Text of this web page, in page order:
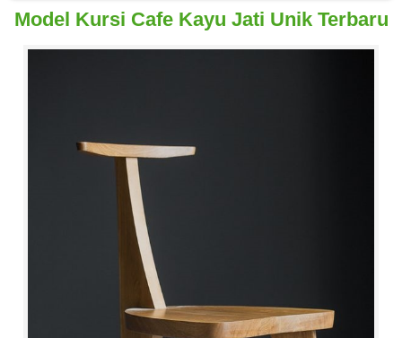
Model Kursi Cafe Kayu Jati Unik Terbaru